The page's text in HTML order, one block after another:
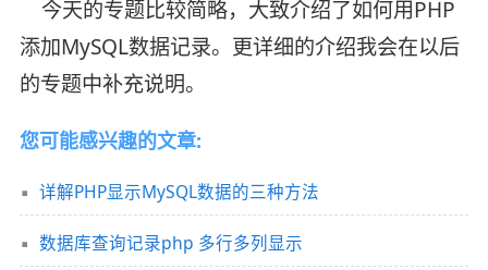
今天的专题比较简略，大致介绍了如何用PHP
添加MySQL数据记录。更详细的介绍我会在以后
的专题中补充说明。
您可能感兴趣的文章:
详解PHP显示MySQL数据的三种方法
数据库查询记录php 多行多列显示